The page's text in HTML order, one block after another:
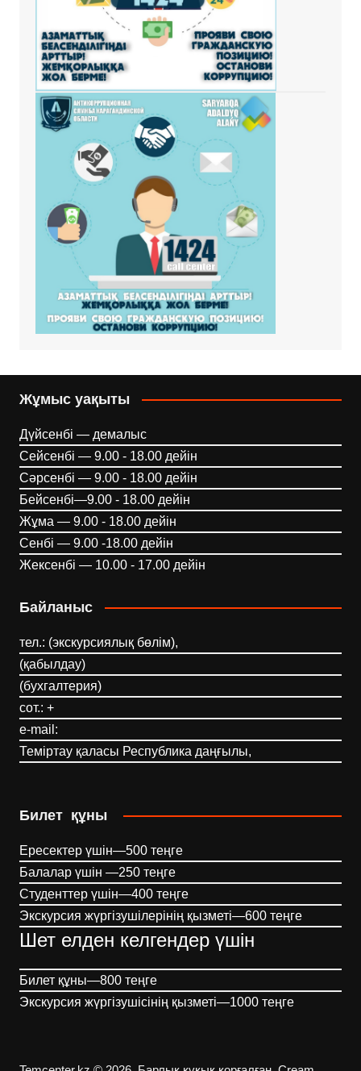
Жұмыс уақыты
Дүйсенбі — демалыс
Сейсенбі — 9.00 - 18.00 дейін
Сәрсенбі — 9.00 - 18.00 дейін
Бейсенбі—9.00 - 18.00 дейін
Жұма — 9.00 - 18.00 дейін
Сенбі — 9.00 -18.00 дейін
Жексенбі — 10.00 - 17.00 дейін
Байланыс
тел.: (экскурсиялық бөлім),
(қабылдау)
(бухгалтерия)
сот.: +
e-mail:
Теміртау қаласы Республика даңғылы,
Билет құны
Ересектер үшін—500 теңге
Балалар үшін —250 теңге
Студенттер үшін—400 теңге
Экскурсия жүргізушілерінің қызметі—600 теңге
Шет елден келгендер үшін
Билет құны—800 теңге
Экскурсия жүргізушісінің қызметі—1000 теңге